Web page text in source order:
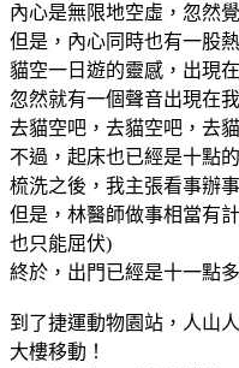
內心是無限地空虛，忽然
但是，內心同時也有一股
貓空一日遊的靈感，出現
忽然就有一個聲音出現在
去貓空吧，去貓空吧，去
不過，起床也已經是十點
梳洗之後，我主張看事辦
但是，林醫師做事相當有
也只能屈伏)
終於，出門已經是十一點多
到了捷運動物園站，人山
大樓移動！